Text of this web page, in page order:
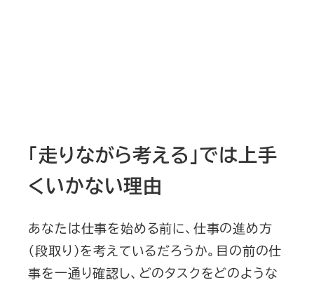
「走りながら考える」では上手
くいかない理由
あなたは仕事を始める前に、仕事の進め方
（段取り）を考えているだろうか。目の前の仕
事を一通り確認し、どのタスクをどのような